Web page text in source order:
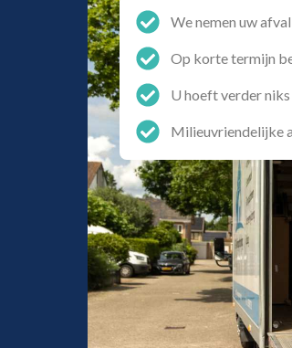
We nemen uw
Op korte termijn
U hoeft verder
Milieuvriendelijke